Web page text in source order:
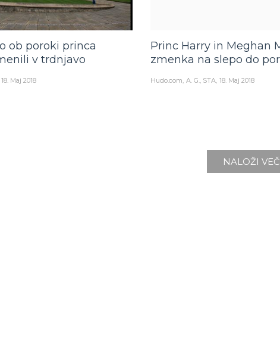
ob poroki princa
v trdnjavo
18. Maj 2018
Princ Harry in Meghan
zmenka na slepo do
Hudo.com A. G., STA 18. Maj 2018
NALOŽI VEČ